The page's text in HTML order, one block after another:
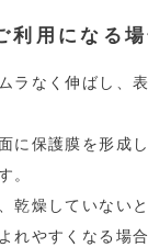
利用になる
ラなく伸ばし、
に保護膜を形成
。
乾燥していない
れやすくなる場合